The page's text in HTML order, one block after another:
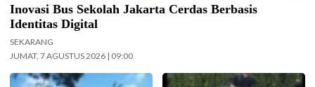
Inovasi Bus Sekolah Jakarta Cerdas Berbasis
Identitas Digital
SEKARANG
JUMAT, 7 AGUSTUS 2026 | 09:00
Ilustrasi langit cerah naungi
Pramusapa Transjakarta bantu